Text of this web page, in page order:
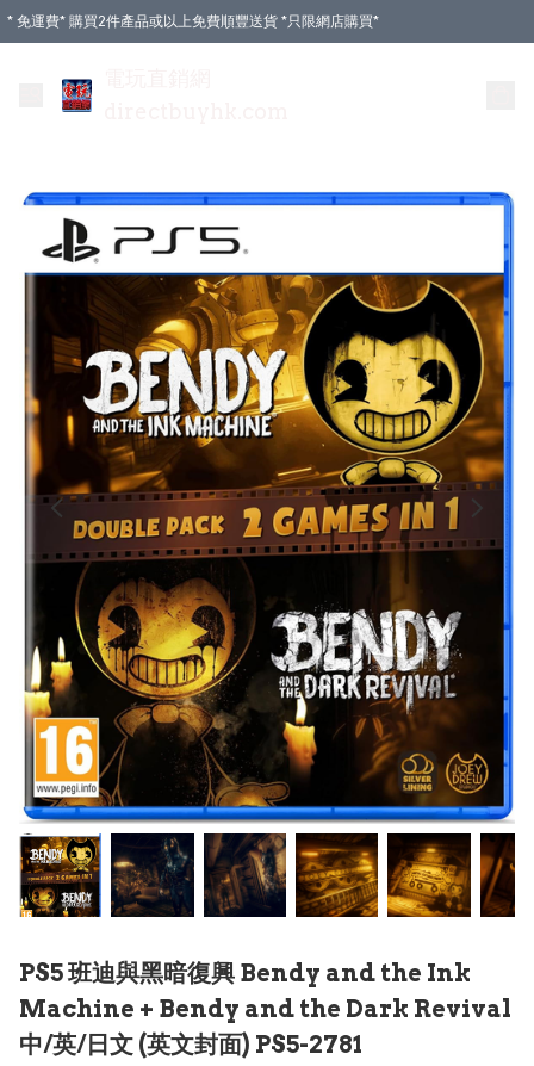
* 免運費* 購買2件產品或以上免費順豐送貨 *只限網店購買*
PS5 班迪與黑暗復興 Bendy and the Ink
Machine + Bendy and the Dark Revival
中/英/日文 (英文封面) PS5-2781